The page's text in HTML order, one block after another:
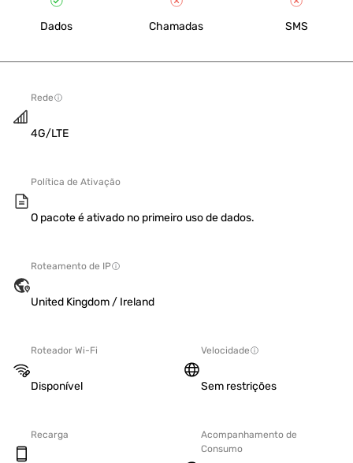
Dados Chamadas SMS
Rede
4G/LTE
Política de Ativação
O pacote é ativado no primeiro uso de dados.
Roteamento de IP
United Kingdom / Ireland
Roteador Wi-Fi
Disponível
Velocidade
Sem restrições
Recarga
Acompanhamento de
Consumo